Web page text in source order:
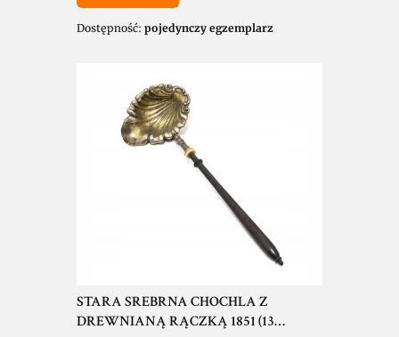
Dostępność: pojedynczy egzemplarz
STARA SREBRNA CHOCHLA Z
DREWNIANĄ RĄCZKĄ 1851 (13